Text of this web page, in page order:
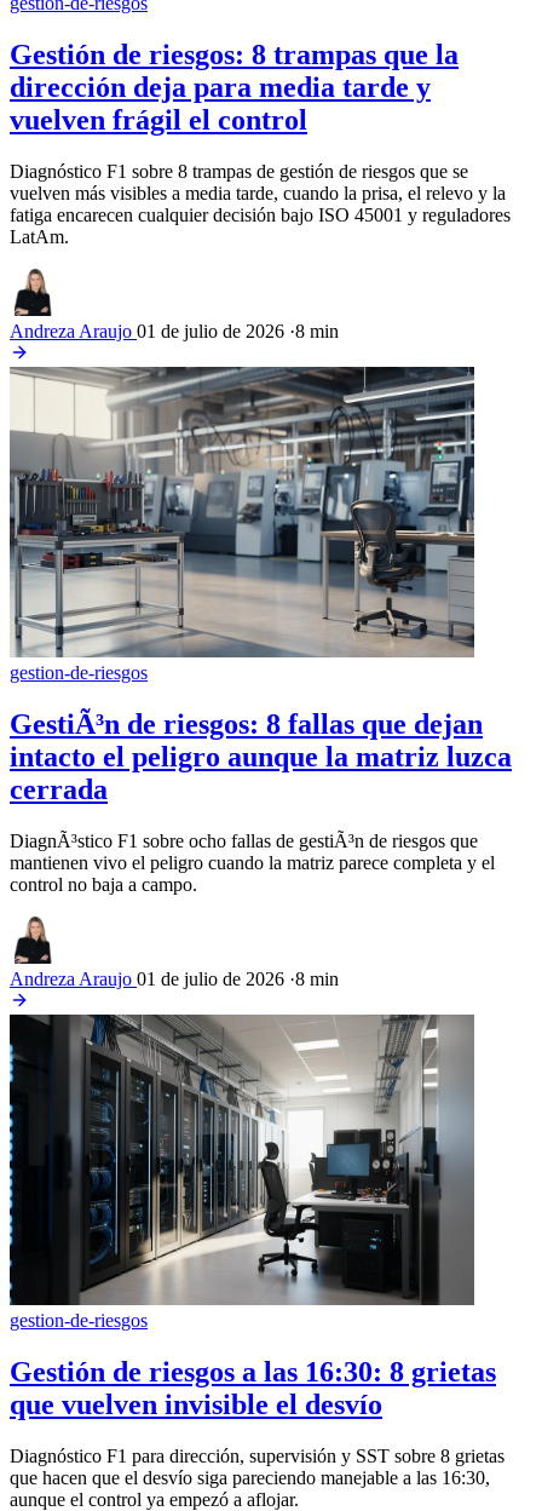
Gestión de riesgos: 8 trampas que la
dirección deja para media tarde y
vuelven frágil el control
Diagnóstico F1 sobre 8 trampas de gestión de riesgos que se
vuelven más visibles a media tarde, cuando la prisa, el relevo y la
fatiga encarecen cualquier decisión bajo ISO 45001 y reguladores
LatAm.
Andreza Araujo 01 de julio de 2026 ·8 min
gestion-de-riesgos
GestiÃ³n de riesgos: 8 fallas que dejan
intacto el peligro aunque la matriz luzca
cerrada
DiagnÃ³stico F1 sobre ocho fallas de gestiÃ³n de riesgos que
mantienen vivo el peligro cuando la matriz parece completa y el
control no baja a campo.
Andreza Araujo 01 de julio de 2026 ·8 min
gestion-de-riesgos
Gestión de riesgos a las 16:30: 8 grietas
que vuelven invisible el desvío
Diagnóstico F1 para dirección, supervisión y SST sobre 8 grietas
que hacen que el desvío siga pareciendo manejable a las 16:30,
aunque el control ya empezó a aflojar.